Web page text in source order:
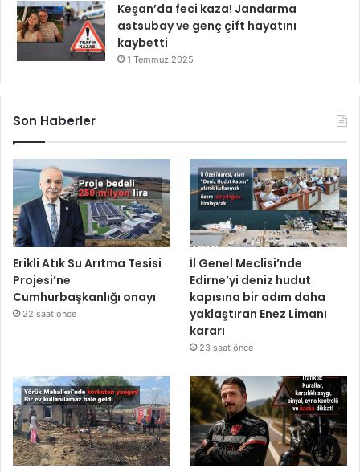
Keşan’da feci kaza! Jandarma
astsubay ve genç çift hayatını
kaybetti
1 Temmuz 2025
Son Haberler
Erikli Atık Su Arıtma Tesisi
Projesi’ne
Cumhurbaşkanlığı onayı
22 saat önce
İl Genel Meclisi’nde
Edirne’yi deniz hudut
kapısına bir adım daha
yaklaştıran Enez Limanı
kararı
23 saat önce